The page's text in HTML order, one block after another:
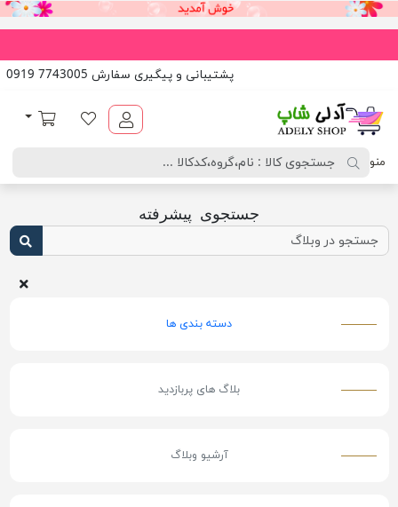
پشتیبانی و پیگیری سفارش 7743005 0919
لیست مورد علاقه
سبد خرید
منو
جستجوی پیشرفته
دسته بندی ها
بلاگ های پربازدید
آرشیو وبلاگ